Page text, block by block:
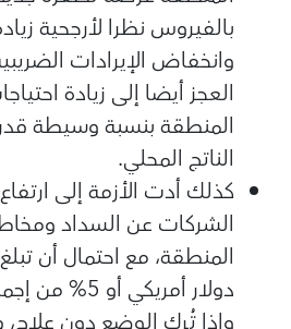
بالفيروس نظرا لأرجحية
وانخفاض الإيرادات
العجز أيضا إلى زيادة
الناتج المحلي.
كذلك أدت الأزمة إلى
الشركات عن السداد
دولار أمريكي